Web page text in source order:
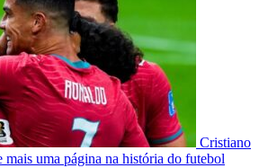
Cristiano
mais uma página na história do futebol